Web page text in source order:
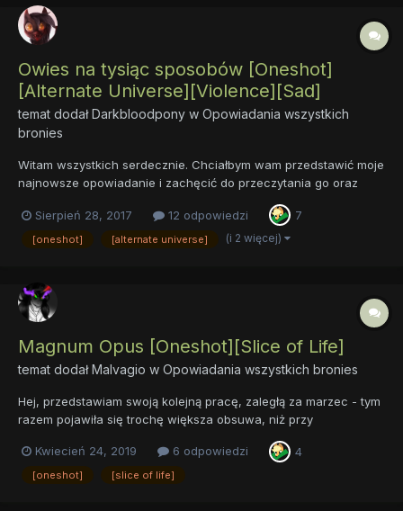
Owies na tysiąc sposobów [Oneshot]
[Alternate Universe][Violence][Sad]
temat dodałDarkbloodpony w Opowiadania wszystkich
bronies
Witam wszystkich serdecznie. Chciałbym wam przedstawić moje
najnowsze opowiadanie i zachęcić do przeczytania go oraz
podzielenia się wrażeniami na temat tego opowiadania. Owies
na tysiąc sposobów Autor: Darkbloodpony Korekta i pre-riding:
Nataniel Avenetrus Glorious...
Sierpień 28, 2017 12 odpowiedzi 7
[oneshot] [alternate universe] (i 2 więcej)
Magnum Opus [Oneshot][Slice of Life]
temat dodałMalvagio w Opowiadania wszystkich bronies
Hej, przedstawiam swoją kolejną pracę, zaległą za marzec - tym
razem pojawiła się trochę większa obsuwa, niż przy
(tematyka - Taniec!). Tak czy inaczej, włącznie z inną, napisaną
na zebrokonkurs, pracą (pisaną na kwiecień, będzie
Kwiecień 24, 2019 6 odpowiedzi 4
[oneshot] [slice of life]